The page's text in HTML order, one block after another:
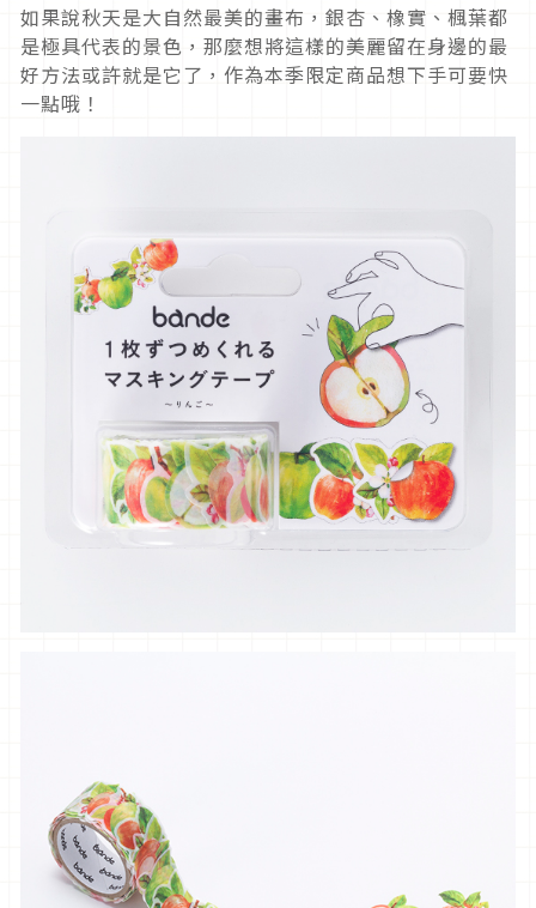
如果說秋天是大自然最美的畫布，銀杏、橡實、楓葉都
是極具代表的景色，那麼想將這樣的美麗留在身邊的最
好方法或許就是它了，作為本季限定商品想下手可要快
一點哦！